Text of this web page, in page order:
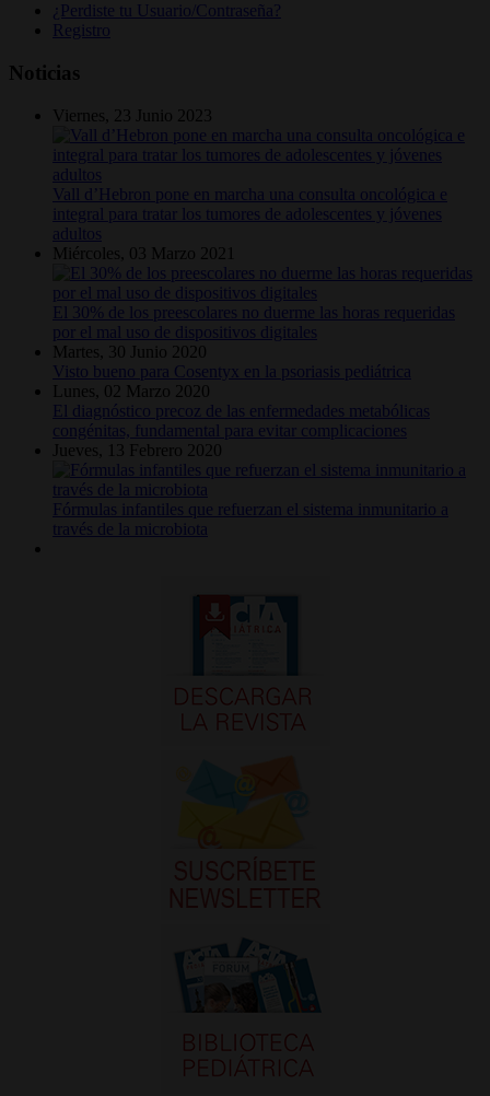
¿Perdiste tu Usuario/Contraseña?
Registro
Noticias
Viernes, 23 Junio 2023
Vall d’Hebron pone en marcha una consulta oncológica e
integral para tratar los tumores de adolescentes y jóvenes
adultos
Miércoles, 03 Marzo 2021
El 30% de los preescolares no duerme las horas requeridas
por el mal uso de dispositivos digitales
Martes, 30 Junio 2020
Visto bueno para Cosentyx en la psoriasis pediátrica
Lunes, 02 Marzo 2020
El diagnóstico precoz de las enfermedades metabólicas
congénitas, fundamental para evitar complicaciones
Jueves, 13 Febrero 2020
Fórmulas infantiles que refuerzan el sistema inmunitario a
través de la microbiota